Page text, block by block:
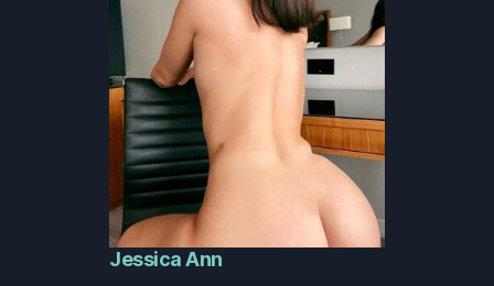
Jessica Ann